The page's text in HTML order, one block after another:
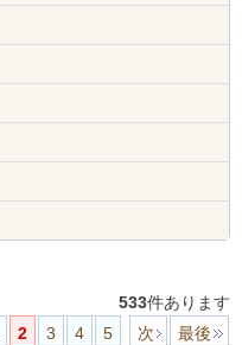
533件あります
2 3 4 5 次 最後